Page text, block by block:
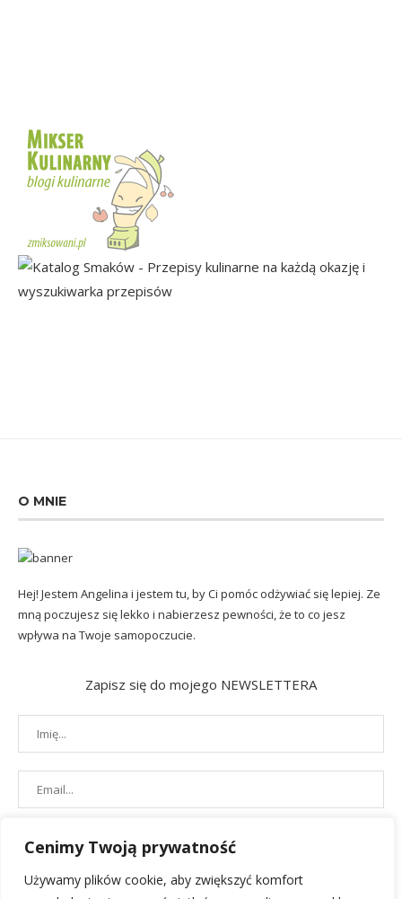
Cenimy Twoją prywatność
Używamy plików cookie, aby zwiększyć komfort
O MNIE
Hej! Jestem Angelina i jestem tu, by Ci pomóc odżywiać się lepiej. Ze
mną poczujesz się lekko i nabierzesz pewności, że to co jesz
wpływa na Twoje samopoczucie.
Zapisz się do mojego NEWSLETTERA